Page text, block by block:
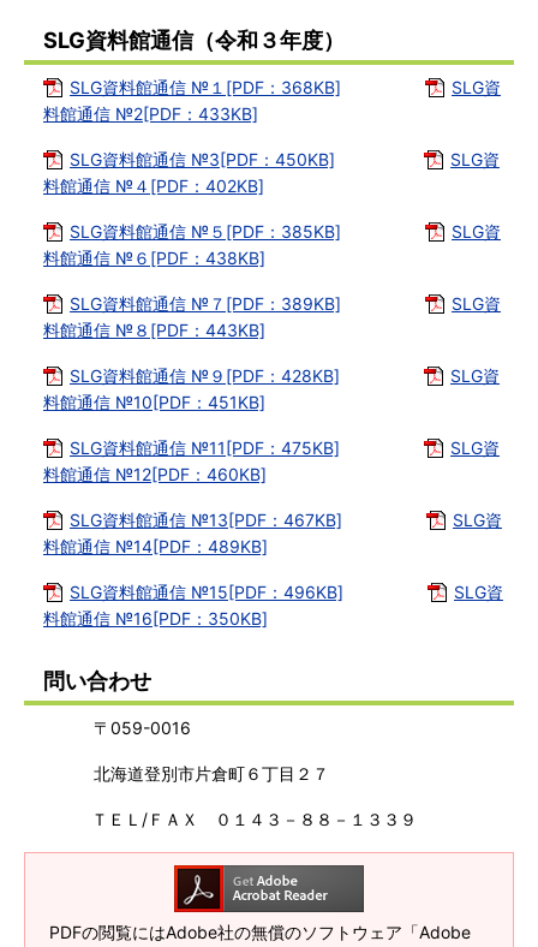
SLG資料館通信（令和３年度）
SLG資料館通信 №１[PDF：368KB]
SLG資
料館通信 №2[PDF：433KB]
SLG資料館通信 №3[PDF：450KB]
SLG資
料館通信 №４[PDF：402KB]
SLG資料館通信 №５[PDF：385KB]
SLG資
料館通信 №６[PDF：438KB]
SLG資料館通信 №７[PDF：389KB]
SLG資
料館通信 №８[PDF：443KB]
SLG資料館通信 №９[PDF：428KB]
SLG資
料館通信 №10[PDF：451KB]
SLG資料館通信 №11[PDF：475KB]
SLG資
料館通信 №12[PDF：460KB]
SLG資料館通信 №13[PDF：467KB]
SLG資
料館通信 №14[PDF：489KB]
SLG資料館通信 №15[PDF：496KB]
SLG資
料館通信 №16[PDF：350KB]
問い合わせ
〒059-0016
北海道登別市片倉町６丁目２７
ＴＥＬ/ＦＡＸ ０１４３－８８－１３３９
PDFの閲覧にはAdobe社の無償のソフトウェア「Adobe